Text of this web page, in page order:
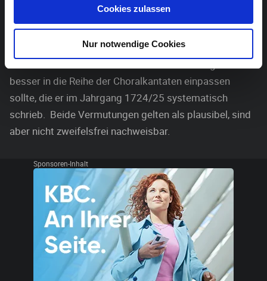
Cookies zulassen
Nur notwendige Cookies
in seiner heute bekannten Form. Es ist vermutet
worden, dass ein Teil der eingefügten Sätze aus einem
bereits in Weimar entstandenen Werk stammen und
besser in die Reihe der Choralkantaten einpassen
sollte, die er im Jahrgang 1724/25 systematisch
schrieb. Beide Vermutungen gelten als plausibel, sind
aber nicht zweifelsfrei nachweisbar.
Sponsoren-Inhalt